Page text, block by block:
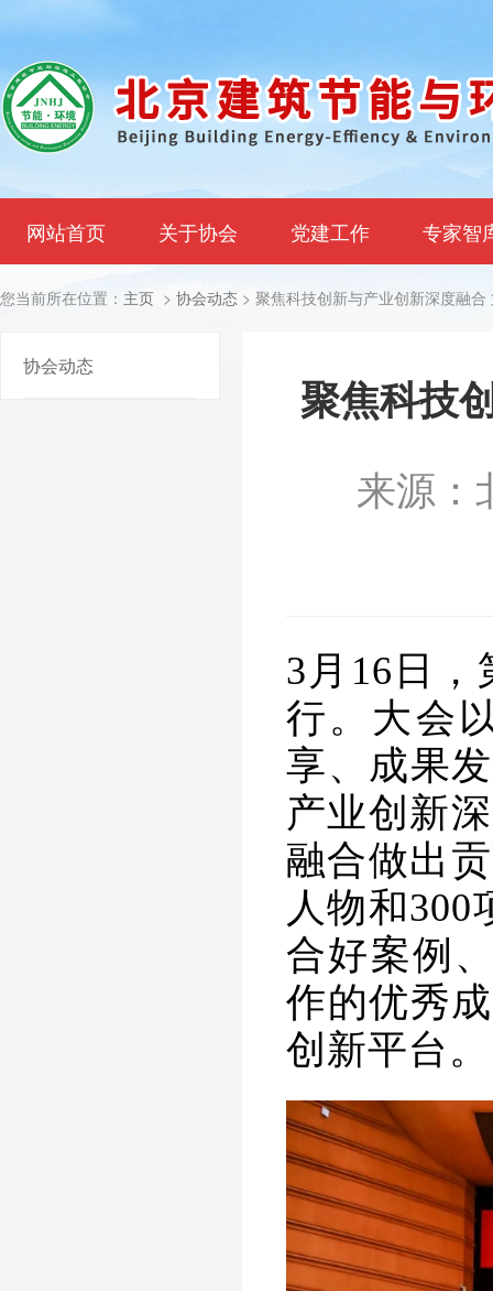
网站首页 关于协会 党建工作 专家智
您当前所在位置： 主页 > 协会动态 > 聚焦科技创新与产业创新深度融
协会动态
聚焦科技
来源：
3月16日
行。大会
享、成果
产业创新
融合做出
人物和300
合好案例
作的优秀
创新平台。